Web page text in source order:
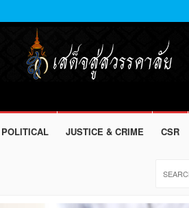
POLITICAL JUSTICE & CRIME CSR